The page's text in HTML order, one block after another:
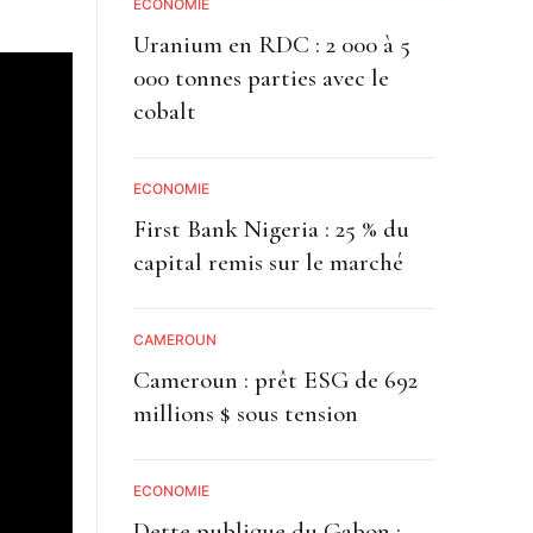
ECONOMIE
Uranium en RDC : 2 000 à 5
000 tonnes parties avec le
cobalt
ECONOMIE
First Bank Nigeria : 25 % du
capital remis sur le marché
CAMEROUN
Cameroun : prêt ESG de 692
millions $ sous tension
ECONOMIE